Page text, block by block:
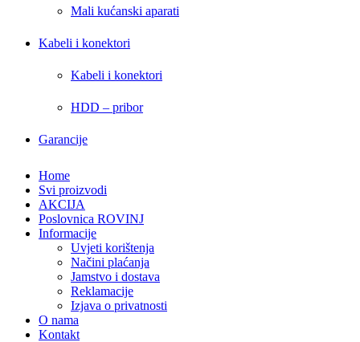
Mali kućanski aparati
Kabeli i konektori
Kabeli i konektori
HDD – pribor
Garancije
Home
Svi proizvodi
AKCIJA
Poslovnica ROVINJ
Informacije
Uvjeti korištenja
Načini plaćanja
Jamstvo i dostava
Reklamacije
Izjava o privatnosti
O nama
Kontakt